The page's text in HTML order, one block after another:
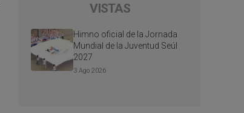
VISTAS
Himno oficial de la Jornada
Mundial de la Juventud Seúl
2027
3 Ago 2026